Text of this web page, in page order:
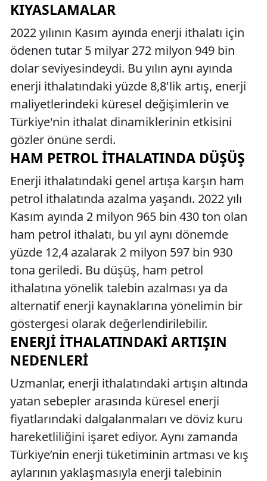
KIYASLAMALAR
2022 yılının Kasım ayında enerji ithalatı için
ödenen tutar 5 milyar 272 milyon 949 bin
dolar seviyesindeydi. Bu yılın aynı ayında
enerji ithalatındaki yüzde 8,8'lik artış, enerji
maliyetlerindeki küresel değişimlerin ve
Türkiye'nin ithalat dinamiklerinin etkisini
gözler önüne serdi.
HAM PETROL İTHALATINDA DÜŞÜŞ
Enerji ithalatındaki genel artışa karşın ham
petrol ithalatında azalma yaşandı. 2022 yılı
Kasım ayında 2 milyon 965 bin 430 ton olan
ham petrol ithalatı, bu yıl aynı dönemde
yüzde 12,4 azalarak 2 milyon 597 bin 930
tona geriledi. Bu düşüş, ham petrol
ithalatına yönelik talebin azalması ya da
alternatif enerji kaynaklarına yönelimin bir
göstergesi olarak değerlendirilebilir.
ENERJI İTHALATINDAKI ARTIŞIN
NEDENLERI
Uzmanlar, enerji ithalatındaki artışın altında
yatan sebepler arasında küresel enerji
fiyatlarındaki dalgalanmaları ve döviz kuru
hareketliliğini işaret ediyor. Aynı zamanda
Türkiye’nin enerji tüketiminin artması ve kış
aylarının yaklaşmasıyla enerji talebinin